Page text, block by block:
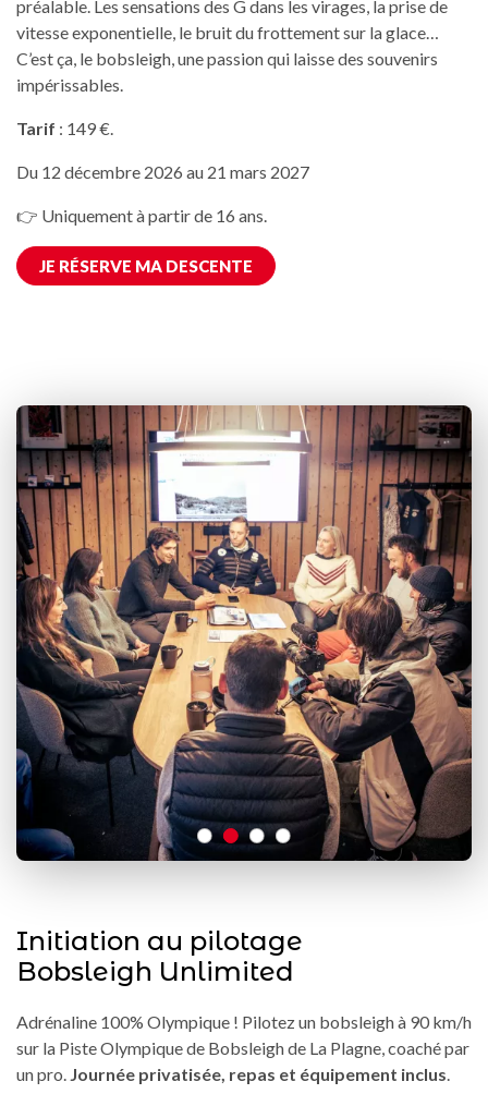
préalable. Les sensations des G dans les virages, la prise de
vitesse exponentielle, le bruit du frottement sur la glace…
C’est ça, le bobsleigh, une passion qui laisse des souvenirs
impérissables.
Tarif : 149 €.
Du 12 décembre 2026 au 21 mars 2027
👉 Uniquement à partir de 16 ans.
JE RÉSERVE MA DESCENTE
Initiation au pilotage
Bobsleigh Unlimited
Adrénaline 100% Olympique ! Pilotez un bobsleigh à 90 km/h
sur la Piste Olympique de Bobsleigh de La Plagne, coaché par
un pro. Journée privatisée, repas et équipement inclus.